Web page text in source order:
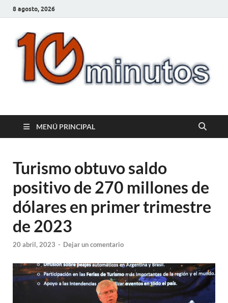
8 agosto, 2026
10minutos.com.uy
MENÚ PRINCIPAL
Turismo obtuvo saldo
positivo de 270 millones de
dólares en primer trimestre
de 2023
20 abril, 2023 - Dejar un comentario